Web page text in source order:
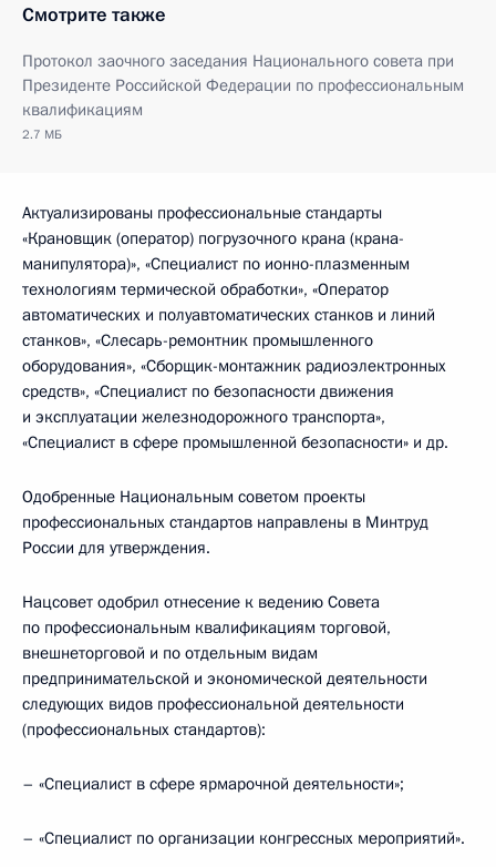
Смотрите также
Протокол заочного заседания Национального совета при
Президенте Российской Федерации по профессиональным
квалификациям
2.7 МБ
Актуализированы профессиональные стандарты
«Крановщик (оператор) погрузочного крана (крана-
манипулятора)», «Специалист по ионно-плазменным
технологиям термической обработки», «Оператор
автоматических и полуавтоматических станков и линий
станков», «Слесарь-ремонтник промышленного
оборудования», «Сборщик-монтажник радиоэлектронных
средств», «Специалист по безопасности движения
и эксплуатации железнодорожного транспорта»,
«Специалист в сфере промышленной безопасности» и др.
Одобренные Национальным советом проекты
профессиональных стандартов направлены в Минтруд
России для утверждения.
Нацсовет одобрил отнесение к ведению Совета
по профессиональным квалификациям торговой,
внешнеторговой и по отдельным видам
предпринимательской и экономической деятельности
следующих видов профессиональной деятельности
(профессиональных стандартов):
– «Специалист в сфере ярмарочной деятельности»;
– «Специалист по организации конгрессных мероприятий».